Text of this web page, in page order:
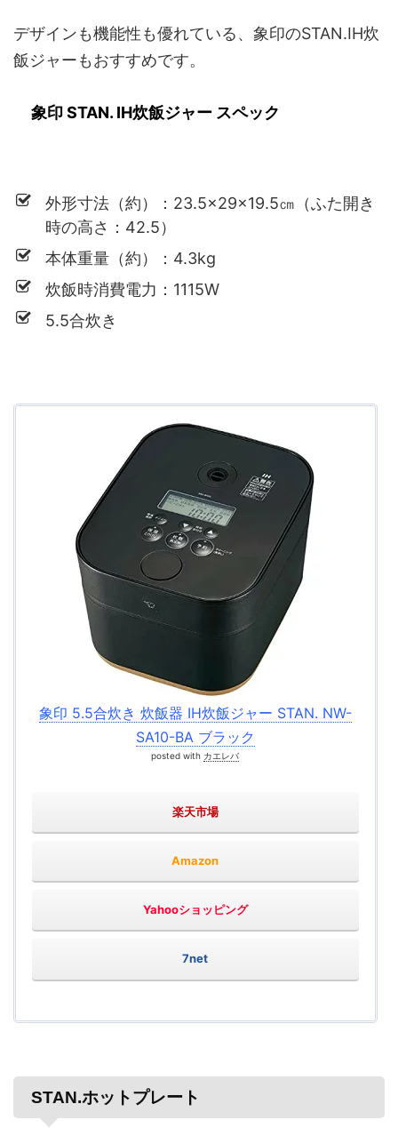
デザインも機能性も優れている、象印のSTAN.IH炊
飯ジャーもおすすめです。
象印 STAN. IH炊飯ジャー スペック
外形寸法（約）：23.5×29×19.5㎝（ふた開き
時の高さ：42.5）
本体重量（約）：4.3kg
炊飯時消費電力：1115W
5.5合炊き
象印 5.5合炊き 炊飯器 IH炊飯ジャー STAN. NW-
SA10-BA ブラック
posted with カエレバ
楽天市場
Amazon
Yahooショッピング
7net
STAN.ホットプレート